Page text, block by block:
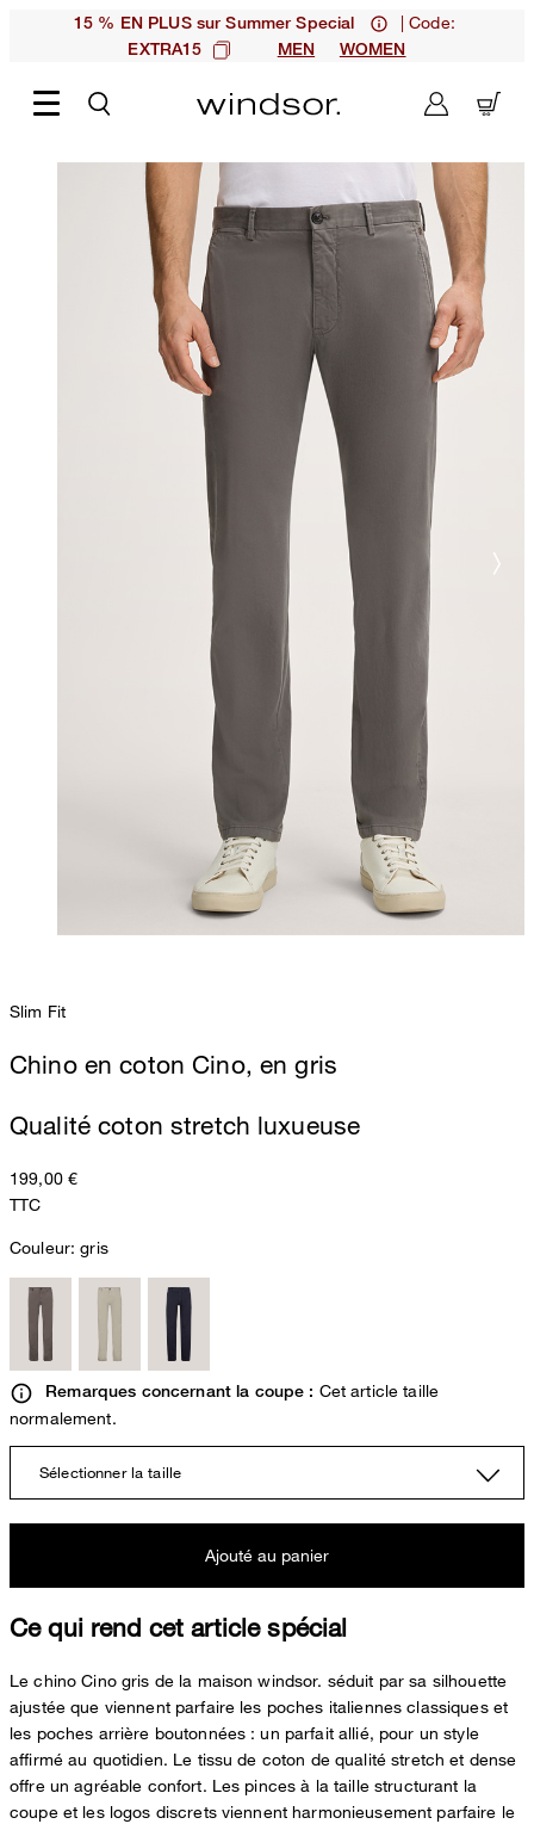
15 % EN PLUS sur Summer Special | Code:
EXTRA15 MEN WOMEN
Slim Fit
Chino en coton Cino, en gris
Qualité coton stretch luxueuse
199,00 €
TTC
Couleur:gris
Remarques concernant la coupe : Cet article taille
normalement.
Sélectionner la taille
Ajouté au panier
Ce qui rend cet article spécial
Le chino Cino gris de la maison windsor. séduit par sa silhouette
ajustée que viennent parfaire les poches italiennes classiques et
les poches arrière boutonnées : un parfait allié, pour un style
affirmé au quotidien. Le tissu de coton de qualité stretch et dense
offre un agréable confort. Les pinces à la taille structurant la
coupe et les logos discrets viennent harmonieusement parfaire le